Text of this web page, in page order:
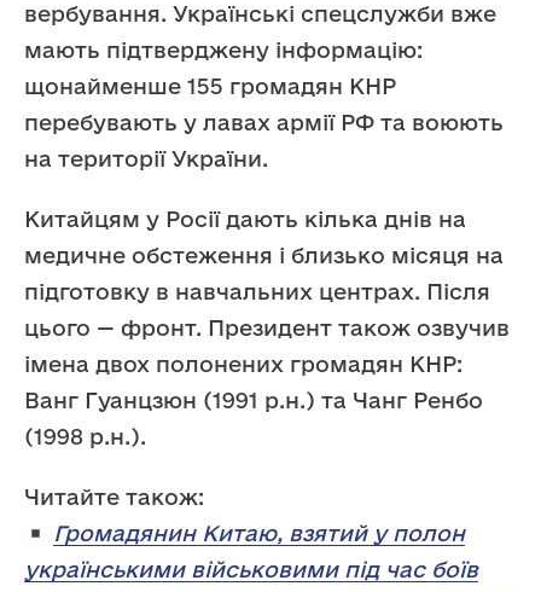
вербування. Українські спецслужби вже
мають підтверджену інформацію:
щонайменше 155 громадян КНР
перебувають у лавах армії РФ та воюють
на території України.
Китайцям у Росії дають кілька днів на
медичне обстеження і близько місяця на
підготовку в навчальних центрах. Після
цього — фронт. Президент також озвучив
імена двох полонених громадян КНР:
Ванг Гуанцзюн (1991 р.н.) та Чанг Ренбо
(1998 р.н.).
Читайте також:
Громадянин Китаю, взятий у полон
українськими військовими під час боїв